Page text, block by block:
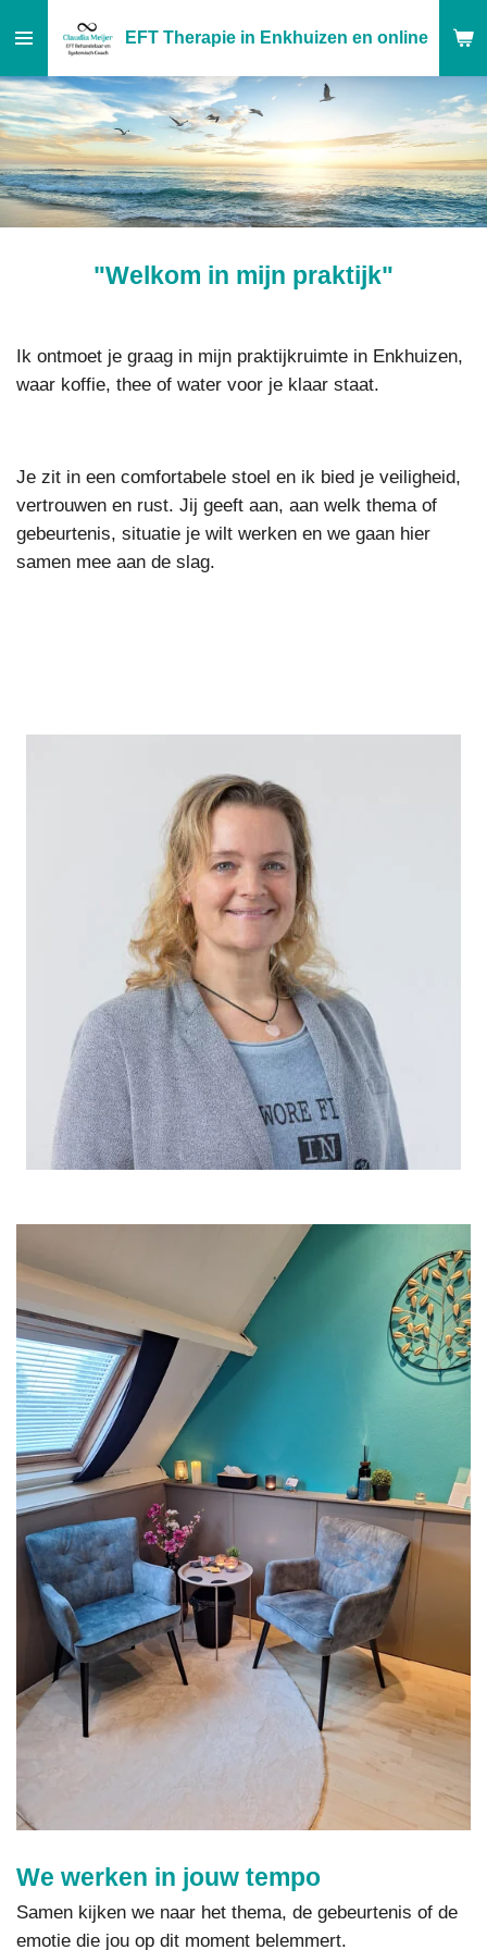
direct
naar
de
hoofdinhoud
EFT Therapie in Enkhuizen en online
"Welkom in mijn praktijk"
Ik ontmoet je graag in mijn praktijkruimte in Enkhuizen,
waar koffie, thee of water voor je klaar staat.
Je zit in een comfortabele stoel en ik bied je veiligheid,
vertrouwen en rust. Jij geeft aan, aan welk thema of
gebeurtenis, situatie je wilt werken en we gaan hier
samen mee aan de slag.
We werken in jouw tempo
Samen kijken we naar het thema, de gebeurtenis of de
emotie die jou op dit moment belemmert.